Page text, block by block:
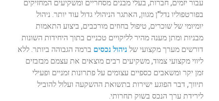
עבור יזמים, חברות, בעלי מבנים מסחריים ומשקיעים המחזיקים
בפורטפוליו נדל"ן מגוון, האתגר הניהולי גדול עוד יותר. ניהול
יומיומי של שוכרים, טיפול בחוזים מורכבים, ביצוע התאמות
מבניות ומתן מענה מהיר לליקויים טכניים בתוך היחידות השונות
דורשים מערך מקצועי של ניהול נכסים ברמה הגבוהה ביותר. ללא
ליווי מקצועי צמוד, משקיעים רבים מוצאים את עצמם מבזבזים
זמן יקר ומשאבים כספיים עצומים על פתרונות זמניים ופעילי
תיווך, דבר הפוגע ישירות בתשואת ההשקעה ועלול להוביל
לירידת ערך הנכס בשוק תחרותי.